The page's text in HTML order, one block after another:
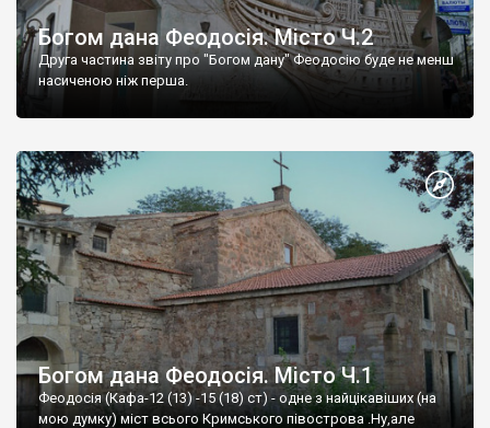
Богом дана Феодосія. Місто Ч.2
Друга частина звіту про "Богом дану" Феодосію буде не менш
насиченою ніж перша.
Богом дана Феодосія. Місто Ч.1
Феодосія (Кафа-12 (13) -15 (18) ст) - одне з найцікавіших (на
мою думку) міст всього Кримського півострова .Ну,але